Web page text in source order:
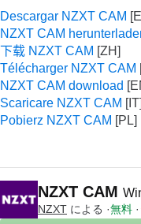
Descargar NZXT CAM
NZXT CAM
下载 NZXT CAM
Télécharger NZXT CAM
NZXT CAM download
Scaricare NZXT CAM
Pobierz NZXT CAM
NZXT CAM
NZXT による 無料